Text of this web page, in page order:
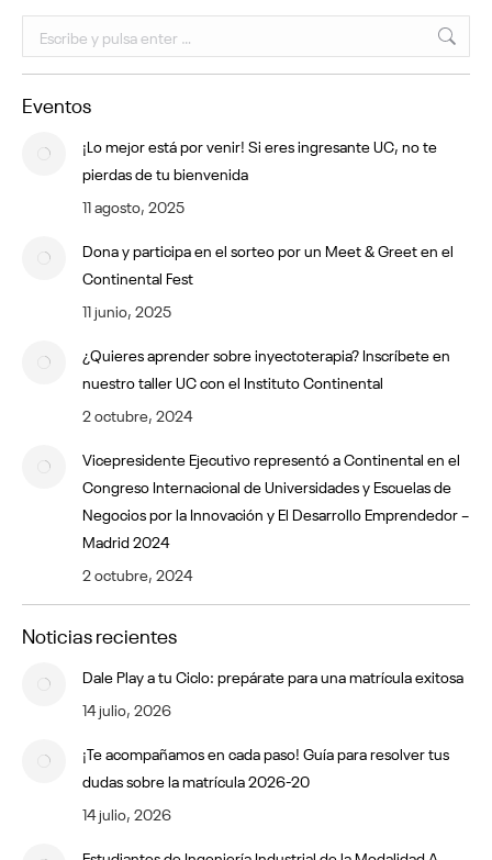
Buscar:
Eventos
¡Lo mejor está por venir! Si eres ingresante UC, no te
pierdas de tu bienvenida
11 agosto, 2025
Dona y participa en el sorteo por un Meet & Greet en el
Continental Fest
11 junio, 2025
¿Quieres aprender sobre inyectoterapia? Inscríbete en
nuestro taller UC con el Instituto Continental
2 octubre, 2024
Vicepresidente Ejecutivo representó a Continental en el
Congreso Internacional de Universidades y Escuelas de
Negocios por la Innovación y El Desarrollo Emprendedor –
Madrid 2024
2 octubre, 2024
Noticias recientes
Dale Play a tu Ciclo: prepárate para una matrícula exitosa
14 julio, 2026
¡Te acompañamos en cada paso! Guía para resolver tus
dudas sobre la matrícula 2026-20
14 julio, 2026